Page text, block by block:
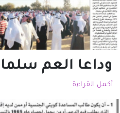
وداعا العم
أكمل القراءة